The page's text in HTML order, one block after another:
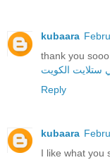
kubaara
thank you
ستلايت الكويت
Reply
kubaara
I like what you